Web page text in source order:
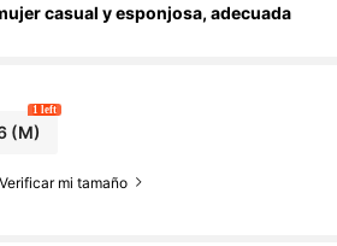
casual y esponjosa, adecuada
(M)
1 left
Verificar mi tamaño